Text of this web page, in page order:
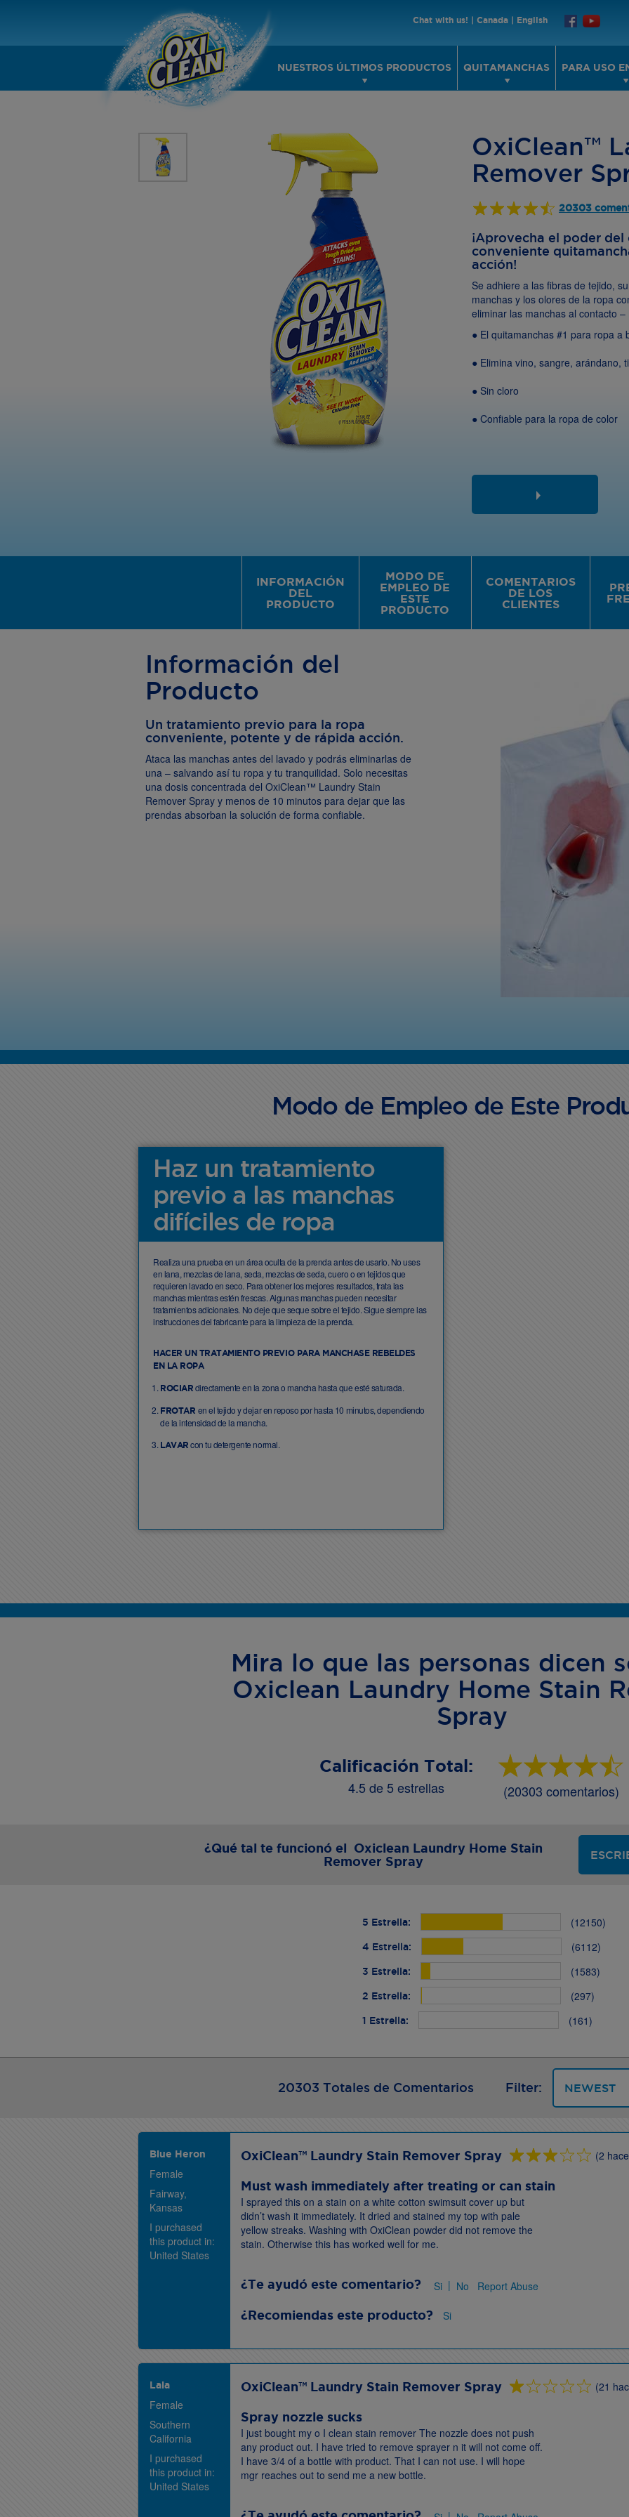
Chat with us! | Canada | English
NUESTROS ÚLTIMOS PRODUCTOS QUITAMANCHAS PARA USO
OxiClean™
Remover
20303
¡Aprovecha el poder
conveniente
acción!
Se adhiere a las fibras de tejido,
manchas y los olores de la ropa
eliminar las manchas al contacto
● El quitamanchas #1 para ropa a
● Elimina vino, sangre, arándano,
● Sin cloro
● Confiable para la ropa de color
INFORMACIÓN
DEL
PRODUCTO
MODO DE
EMPLEO DE
ESTE
PRODUCTO
COMENTARIOS
DE LOS
CLIENTES
Información del
Producto
Un tratamiento previo para la ropa
conveniente, potente y de rápida acción.
Ataca las manchas antes del lavado y podrás eliminarlas de
una – salvando así tu ropa y tu tranquilidad. Solo necesitas
una dosis concentrada del OxiClean™ Laundry Stain
Remover Spray y menos de 10 minutos para dejar que las
prendas absorban la solución de forma confiable.
Modo de Empleo de Este
Haz un tratamiento
previo a las manchas
difíciles de ropa
Realiza una prueba en un área oculta de la prenda antes de usarlo. No uses
en lana, mezclas de lana, seda, mezclas de seda, cuero o en tejidos que
requieren lavado en seco. Para obtener los mejores resultados, trata las
manchas mientras estén frescas. Algunas manchas pueden necesitar
tratamientos adicionales. No deje que seque sobre el tejido. Sigue siempre las
instrucciones del fabricante para la limpieza de la prenda.
HACER UN TRATAMIENTO PREVIO PARA MANCHASE REBELDES
EN LA ROPA
ROCIAR directamente en la zona o mancha hasta que esté saturada.
FROTAR en el tejido y dejar en reposo por hasta 10 minutos, dependiendo
de la intensidad de la mancha.
LAVAR con tu detergente normal.
Mira lo que las personas dicen
Oxiclean Laundry Home Stain
Spray
Calificación Total:
4.5 de 5 estrellas (20303 comentarios)
¿Qué tal te funcionó el Oxiclean Laundry Home Stain
Remover Spray
5 Estrella: (12150)
4 Estrella: (6112)
3 Estrella: (1583)
2 Estrella: (297)
1 Estrella: (161)
20303 Totales de Comentarios Filter:
Blue Heron
Female
Fairway,
Kansas
I purchased
this product in:
United States
OxiClean™ Laundry Stain Remover Spray (2
Must wash immediately after treating or can stain
I sprayed this on a stain on a white cotton swimsuit cover up but
didn’t wash it immediately. It dried and stained my top with pale
yellow streaks. Washing with OxiClean powder did not remove the
stain. Otherwise this has worked well for me.
¿Te ayudó este comentario? Si | No Report Abuse
¿Recomiendas este producto? Si
Lala
Female
Southern
California
I purchased
this product in:
United States
OxiClean™ Laundry Stain Remover Spray (21
Spray nozzle sucks
I just bought my o I clean stain remover The nozzle does not push
any product out. I have tried to remove sprayer n it will not come off.
I have 3/4 of a bottle with product. That I can not use. I will hope
mgr reaches out to send me a new bottle.